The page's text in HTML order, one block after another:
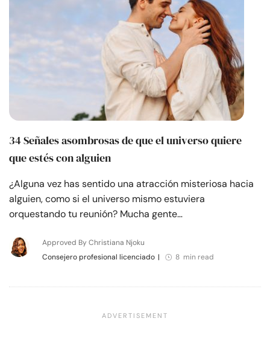
34 Señales asombrosas de que el universo quiere
que estés con alguien
¿Alguna vez has sentido una atracción misteriosa hacia
alguien, como si el universo mismo estuviera
orquestando tu reunión? Mucha gente…
Approved By Christiana Njoku
Consejero profesional licenciado | 8 min read